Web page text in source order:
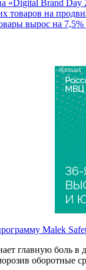
«Digital Brand Day
товаров на
вырос на 7,5%
РЕКЛАМА
Malek
главную боль в
оборотные